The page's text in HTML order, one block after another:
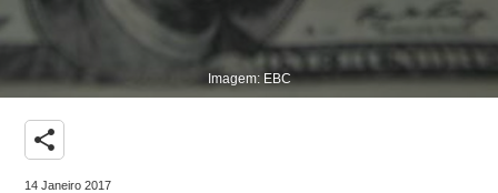
Imagem: EBC
share
14 Janeiro 2017